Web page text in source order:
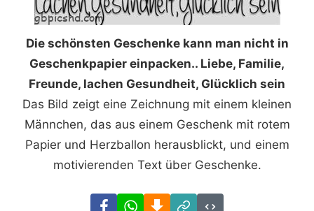
Die schönsten Geschenke kann man nicht in
Geschenkpapier einpacken.. Liebe, Familie,
Freunde, lachen Gesundheit, Glücklich sein
Das Bild zeigt eine Zeichnung mit einem kleinen
Männchen, das aus einem Geschenk mit rotem
Papier und Herzballon herausblickt, und einem
motivierenden Text über Geschenke.
FacebookWhatsAppDownload